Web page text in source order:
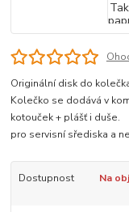
Originální disk do
Kolečko se dodává v
kotouček + plášť i
pro servisní sřediska a
Dostupnost Na